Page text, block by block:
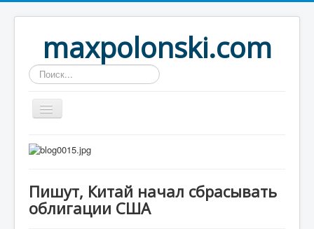
maxpolonski.com
Искать...
Home
Рассказы
Контакты
Пишут, Китай начал сбрасывать
облигации США